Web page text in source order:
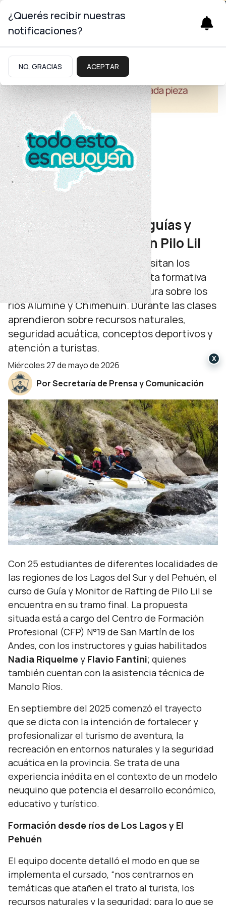
Educación
Formación Profesional
Certificarán a nuevos guías y
monitores de rafting en Pilo Lil
Más de 20 de estudiantes transitan los
últimos módulos de la propuesta formativa
que potencia el turismo aventura sobre los
ríos Aluminé y Chimehuín. Durante las clases
aprendieron sobre recursos naturales,
seguridad acuática, conceptos deportivos y
atención a turistas.
miércoles 27 de mayo de 2026
Por Secretaría de Prensa y Comunicación
Con 25 estudiantes de diferentes localidades de
las regiones de los Lagos del Sur y del Pehuén, el
curso de Guía y Monitor de Rafting de Pilo Lil se
encuentra en su tramo final. La propuesta
situada está a cargo del Centro de Formación
Profesional (CFP) N°19 de San Martín de los
Andes, con los instructores y guías habilitados
Nadia Riquelme y Flavio Fantini; quienes
también cuentan con la asistencia técnica de
Manolo Ríos.
En septiembre del 2025 comenzó el trayecto
que se dicta con la intención de fortalecer y
profesionalizar el turismo de aventura, la
recreación en entornos naturales y la seguridad
acuática en la provincia. Se trata de una
experiencia inédita en el contexto de un modelo
neuquino que potencia el desarrollo económico,
educativo y turístico.
Formación desde ríos de Los Lagos y El
Pehuén
El equipo docente detalló el modo en que se
implementa el cursado, “nos centrarnos en
temáticas que atañen el trato al turista, los
recursos naturales y la seguridad; para lo que se
¿Querés recibir nuestras
notificaciones?
NO, GRACIAS ACEPTAR
X